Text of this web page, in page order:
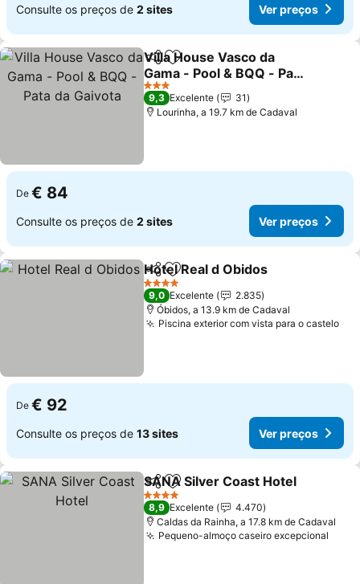
Consulte os preços de 2 sites Ver preços
PartilharAdicionar aos favoritos
Villa House Vasco da
Gama - Pool & BQQ - Pata
da Gaivota
3 Estrelas
9,3 Excelente
31
Lourinha, a 19.7 km de Cadaval
De € 84
Consulte os preços de 2 sites Ver preços
PartilharAdicionar aos favoritos
Hotel Real d Obidos
4 Estrelas
9,0 Excelente
2.835
Óbidos, a 13.9 km de Cadaval
Piscina exterior com vista para o castelo
De € 92
Consulte os preços de 13 sites Ver preços
PartilharAdicionar aos favoritos
SANA Silver Coast Hotel
4 Estrelas
8,9 Excelente
4.470
Caldas da Rainha, a 17.8 km de Cadaval
Pequeno-almoço caseiro excepcional